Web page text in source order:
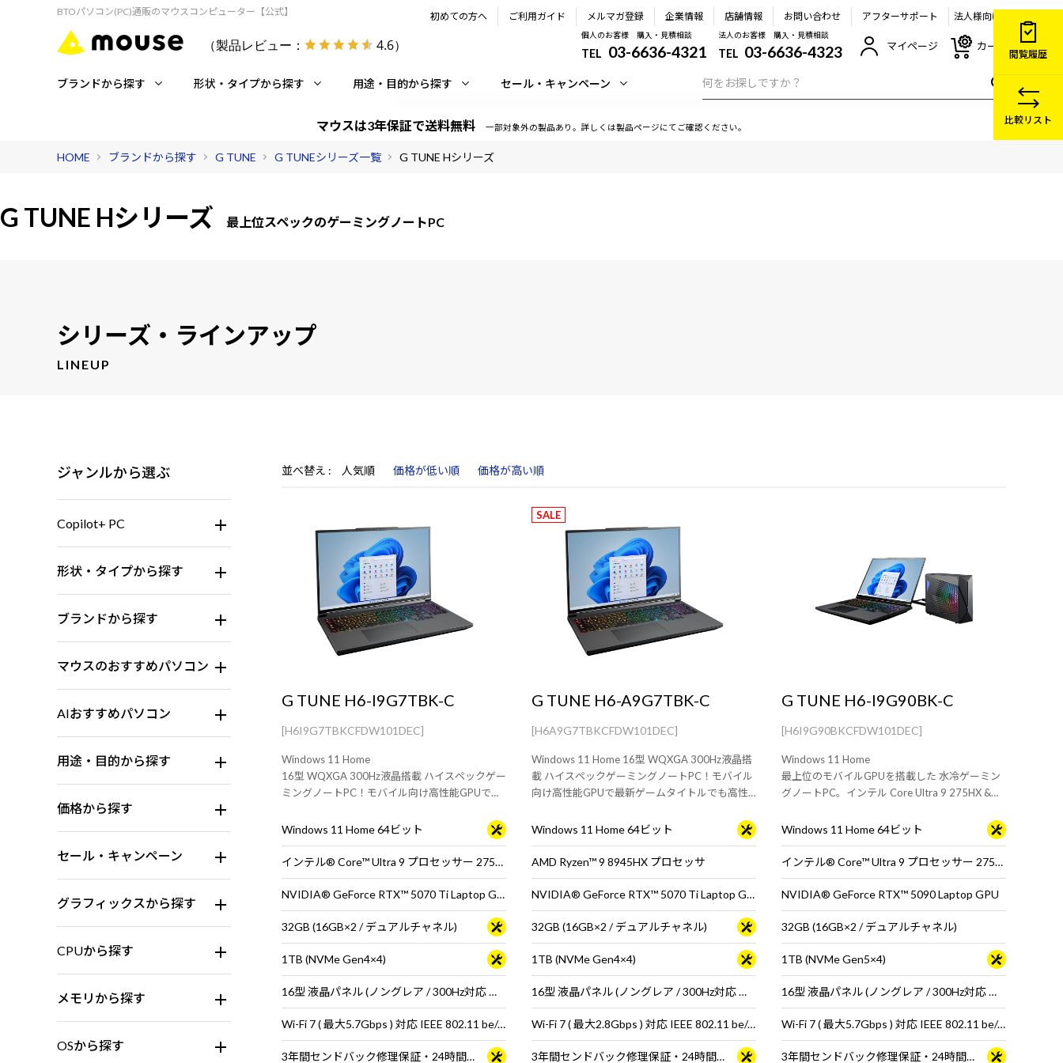
BTOパソコン(PC)通販のマウスコンピューター【公式】
（製品レビュー： 4.6）
初めての方へ ご利用ガイド メルマガ登録 企業情報 店舗情報 お問い合わせ アフターサポート 法人様向け
個人のお客様 購入・見積相談
TEL 03-6636-4321
法人のお客様 購入・見積相談
TEL 03-6636-4323 マイページ カート
ブランドから探す 形状・タイプから探す 用途・目的から探す セール・キャンペーン
マウスは3年保証で送料無料 一部対象外の製品あり。詳しくは製品ページにてご確認ください。
HOME ブランドから探す G TUNE G TUNEシリーズ一覧 G TUNE Hシリーズ
G TUNE Hシリーズ 最上位スペックのゲーミングノートPC
シリーズ・ラインアップ
LINEUP
ジャンルから選ぶ
Copilot+ PC
形状・タイプから探す
ブランドから探す
マウスのおすすめパソコン
AIおすすめパソコン
用途・目的から探す
価格から探す
セール・キャンペーン
グラフィックスから探す
CPUから探す
メモリから探す
OSから探す
並べ替え 人気順 価格が低い順 価格が高い順
G TUNE H6-I9G7TBK-C
[H6I9G7TBKCFDW101DEC]
Windows 11 Home
16型 WQXGA 300Hz液晶搭載 ハイスペックゲー
ミングノートPC！モバイル向け高性能GPUで最
Windows 11 Home 64ビット
インテル® Core™ Ultra 9 プロセッサー 275HX
NVIDIA® GeForce RTX™ 5070 Ti Laptop GPU
32GB (16GB×2 / デュアルチャネル)
1TB (NVMe Gen4×4)
16型 液晶パネル (ノングレア / 300Hz対応 ※MS Hybrid時は240Hzで駆動 / sRGB比100%対応)
Wi-Fi 7 ( 最大5.7Gbps ) 対応 IEEE 802.11 be/ax/ac/a/b/g/n準拠 ＋ Bluetooth 5内蔵
3年間センドバック修理保証・24時間×365日電話サポート
SALE
G TUNE H6-A9G7TBK-C
[H6A9G7TBKCFDW101DEC]
Windows 11 Home 16型 WQXGA 300Hz液晶搭
載 ハイスペックゲーミングノートPC！モバイル
向け高性能GPUで最新ゲームタイトルでも高性
Windows 11 Home 64ビット
AMD Ryzen™ 9 8945HX プロセッサ
NVIDIA® GeForce RTX™ 5070 Ti Laptop GPU
32GB (16GB×2 / デュアルチャネル)
1TB (NVMe Gen4×4)
16型 液晶パネル (ノングレア / 300Hz対応 ※MS Hybrid時は240Hzで駆動 / sRGB比100%対応)
Wi-Fi 7 ( 最大2.8Gbps ) 対応 IEEE 802.11 be/ax/ac/a/b/g/n準拠 ＋ Bluetooth 5内蔵
3年間センドバック修理保証・24時間×365日電話サポート
G TUNE H6-I9G90BK-C
[H6I9G90BKCFDW101DEC]
Windows 11 Home
最上位のモバイルGPUを搭載した 水冷ゲーミン
グノートPC。インテル Core Ultra 9 275HX &
Windows 11 Home 64ビット
インテル® Core™ Ultra 9 プロセッサー 275HX
NVIDIA® GeForce RTX™ 5090 Laptop GPU
32GB (16GB×2 / デュアルチャネル)
1TB (NVMe Gen5×4)
16型 液晶パネル (ノングレア / 300Hz対応 ※MS Hybrid時は240Hzで駆動 / sRGB比100%対応)
Wi-Fi 7 ( 最大5.7Gbps ) 対応 IEEE 802.11 be/ax/ac/a/b/g/n準拠 ＋ Bluetooth 5内蔵
3年間センドバック修理保証・24時間×365日電話サポート
閲覧履歴
比較リスト